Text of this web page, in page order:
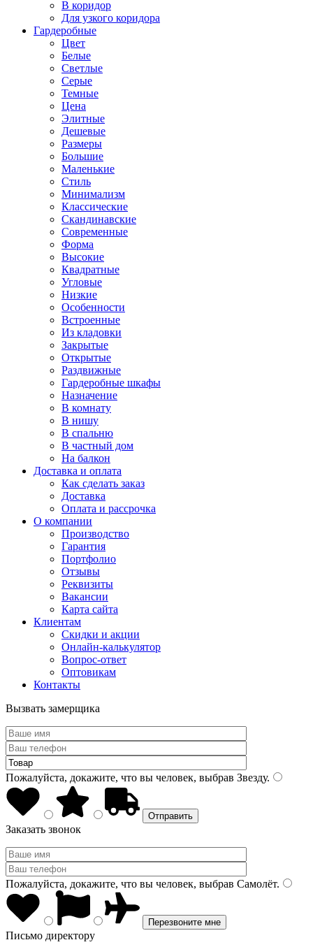
В коридор
Для узкого коридора
Гардеробные
Цвет
Белые
Светлые
Серые
Темные
Цена
Элитные
Дешевые
Размеры
Большие
Маленькие
Стиль
Минимализм
Классические
Скандинавские
Современные
Форма
Высокие
Квадратные
Угловые
Низкие
Особенности
Встроенные
Из кладовки
Закрытые
Открытые
Раздвижные
Гардеробные шкафы
Назначение
В комнату
В нишу
В спальню
В частный дом
На балкон
Доставка и оплата
Как сделать заказ
Доставка
Оплата и рассрочка
О компании
Производство
Гарантия
Портфолио
Отзывы
Реквизиты
Вакансии
Карта сайта
Клиентам
Скидки и акции
Онлайн-калькулятор
Вопрос-ответ
Оптовикам
Контакты
Вызвать замерщика
Пожалуйста, докажите, что вы человек, выбрав Звезду.
Заказать звонок
Пожалуйста, докажите, что вы человек, выбрав Самолёт.
Письмо директору